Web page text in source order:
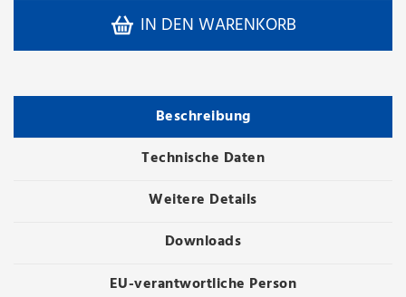
IN DEN WARENKORB
Beschreibung
Technische Daten
Weitere Details
Downloads
EU-verantwortliche Person